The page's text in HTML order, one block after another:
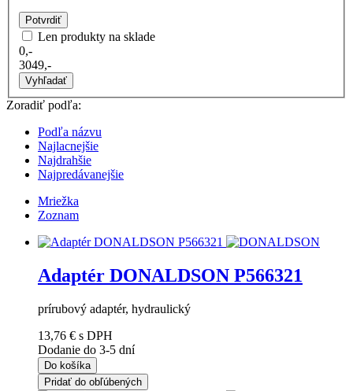
Potvrdiť
Len produkty na sklade
0,-
3049,-
Vyhľadať
Zoradiť podľa:
Podľa názvu
Najlacnejšie
Najdrahšie
Najpredávanejšie
Mriežka
Zoznam
Adaptér DONALDSON P566321
prírubový adaptér, hydraulický
13,76 € s DPH
Dodanie do 3-5 dní
Do košíka
Pridať do obľúbených